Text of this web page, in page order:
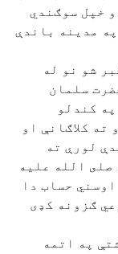
خپل سوګندي
24000 ډير پوځ په مدينه باندې
شو نو له
سلمان
كندلو
كلاګانې او
لورې ته
صلى الله عليه
حساب دا
ګزونه كډى
په اتمه